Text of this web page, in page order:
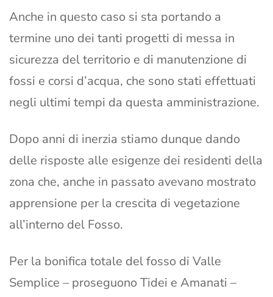
Anche in questo caso si sta portando a
termine uno dei tanti progetti di messa in
sicurezza del territorio e di manutenzione di
fossi e corsi d’acqua, che sono stati effettuati
negli ultimi tempi da questa amministrazione.
Dopo anni di inerzia stiamo dunque dando
delle risposte alle esigenze dei residenti della
zona che, anche in passato avevano mostrato
apprensione per la crescita di vegetazione
all’interno del Fosso.
Per la bonifica totale del fosso di Valle
Semplice – proseguono Tidei e Amanati –